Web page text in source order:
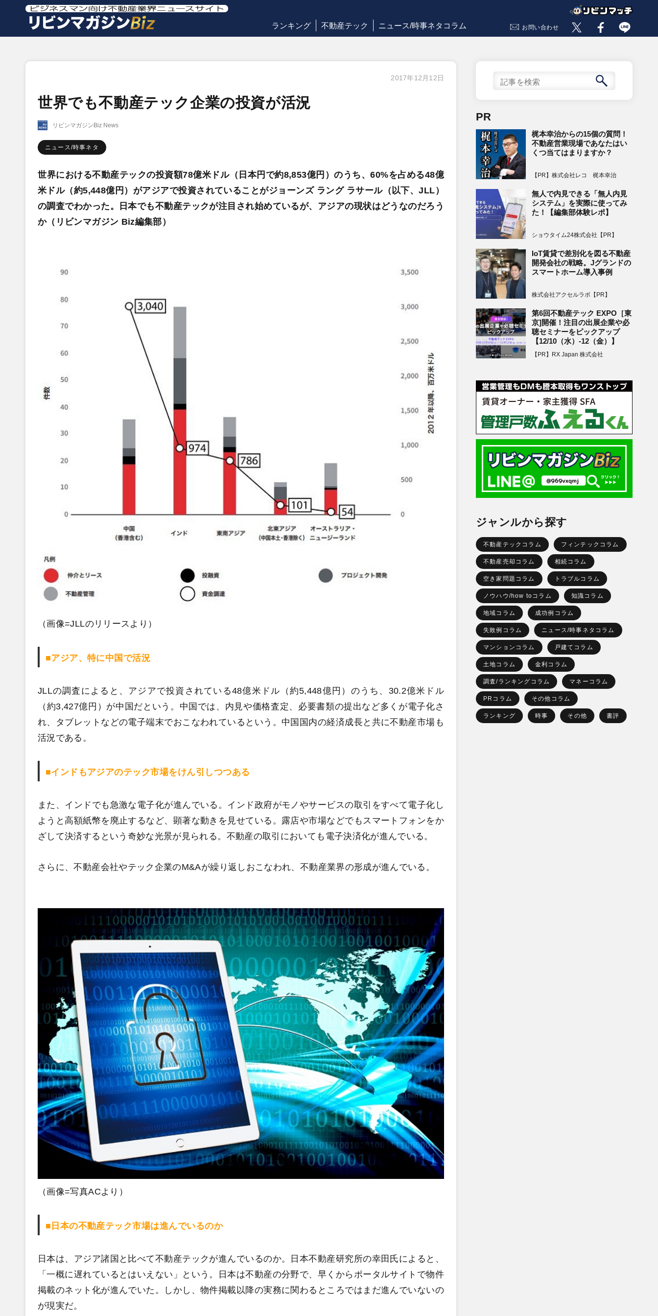
ランキング 不動産テック ニュース/時事ネタコラム お問い合わせ
2017年12月12日
世界でも不動産テック企業の投資が活況
リビンマガジンBiz News
ニュース/時事ネタ
世界における不動産テックの投資額78億米ドル（日本円で約8,853億円）のうち、60%を占める48億
米ドル（約5,448億円）がアジアで投資されていることがジョーンズ ラング ラサール（以下、JLL）
の調査でわかった。日本でも不動産テックが注目され始めているが、アジアの現状はどうなのだろう
か（リビンマガジン Biz編集部）
（画像=JLLのリリースより）
■アジア、特に中国で活況
JLLの調査によると、アジアで投資されている48億米ドル（約5,448億円）のうち、30.2億米ドル
（約3,427億円）が中国だという。中国では、内見や価格査定、必要書類の提出など多くが電子化さ
れ、タブレットなどの電子端末でおこなわれているという。中国国内の経済成長と共に不動産市場も
活況である。
■インドもアジアのテック市場をけん引しつつある
また、インドでも急激な電子化が進んでいる。インド政府がモノやサービスの取引をすべて電子化し
ようと高額紙幣を廃止するなど、顕著な動きを見せている。露店や市場などでもスマートフォンをか
ざして決済するという奇妙な光景が見られる。不動産の取引においても電子決済化が進んでいる。
さらに、不動産会社やテック企業のM&Aが繰り返しおこなわれ、不動産業界の形成が進んでいる。
（画像=写真ACより）
■日本の不動産テック市場は進んでいるのか
日本は、アジア諸国と比べて不動産テックが進んでいるのか。日本不動産研究所の幸田氏によると、
「一概に遅れているとはいえない」という。日本は不動産の分野で、早くからポータルサイトで物件
掲載のネット化が進んでいた。しかし、物件掲載以降の実務に関わるところではまだ進んでいないの
が現実だ。
PR
梶本幸治からの15個の質問！
不動産営業現場であなたはい
くつ当てはまりますか？
【PR】株式会社レコ 梶本幸治
無人で内見できる「無人内見
システム」を実際に使ってみ
た！【編集部体験レポ】
ショウタイム24株式会社【PR】
IoT賃貸で差別化を図る不動産
開発会社の戦略。Jグランドの
スマートホーム導入事例
株式会社アクセルラボ【PR】
第6回不動産テック EXPO［東
京]開催！注目の出展企業や必
聴セミナーをピックアップ
【12/10（水）-12（金）】
【PR】RX Japan 株式会社
ジャンルから探す
不動産テックコラム フィンテックコラム
不動産売却コラム 相続コラム
空き家問題コラム トラブルコラム
ノウハウ/how toコラム 知識コラム
地域コラム 成功例コラム
失敗例コラム ニュース/時事ネタコラム
マンションコラム 戸建てコラム
土地コラム 金利コラム
調査/ランキングコラム マネーコラム
PRコラム その他コラム
ランキング 時事 その他 書評